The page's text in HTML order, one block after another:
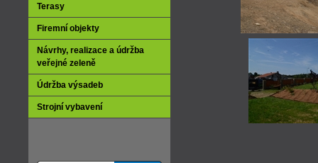
Terasy
Firemní objekty
Návrhy, realizace a údržba
veřejné zeleně
Údržba výsadeb
Strojní vybavení